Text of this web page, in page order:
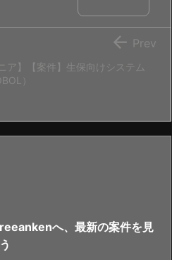
ア】【案件】生保向けシステム
）
 Prev
へ、最新の案件を見